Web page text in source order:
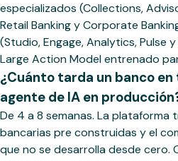
especializados (Collections,
Retail Banking y Corporate
(Studio, Engage, Analytics, Pulse
Large Action Model entrenado
¿Cuánto tarda un banco
agente de IA en
De 4 a 8 semanas. La plataforma
bancarias pre construidas y el
que no se desarrolla desde cero.